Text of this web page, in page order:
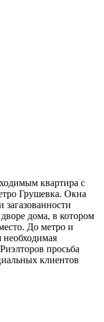
квартира с
Грушевка. Окна
загазованности
дома, в котором
До метро и
необходимая
просьба
клиентов